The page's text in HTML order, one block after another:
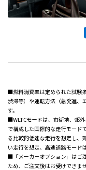
■燃料消費率は定められた試験
渋滞等）や運転方法（急発進、
す。
■WLTCモードは、市街地、郊
で構成した国際的な走行モード
る比較的低速な走行を想定し、
い走行を想定、高速道路モード
■「メーカーオプション」はご
ため、ご注文後はお受けできま